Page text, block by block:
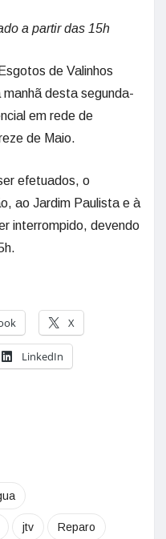
a partir das 15h
de Valinhos
desta segunda-
em rede de
de Maio.
efetuados, o
ao Jardim Paulista e à
interrompido, devendo
X
LinkedIn
jtv Reparo